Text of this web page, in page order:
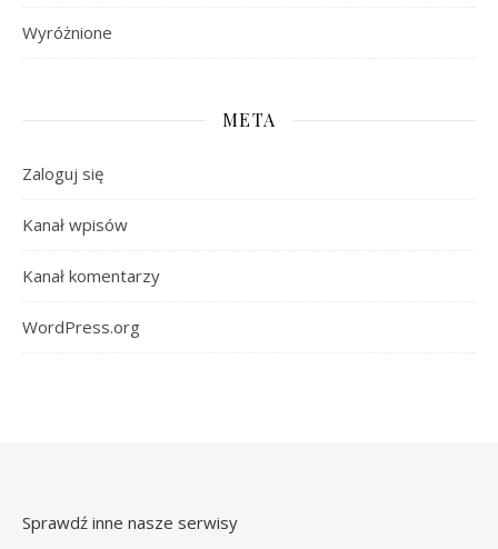
Wyróżnione
META
Zaloguj się
Kanał wpisów
Kanał komentarzy
WordPress.org
Sprawdź inne nasze serwisy